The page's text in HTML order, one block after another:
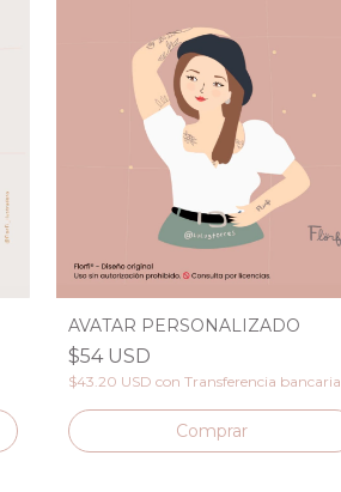
AVATAR PERSONALIZADO
$54 USD
$43.20 USD con Transferencia bancaria